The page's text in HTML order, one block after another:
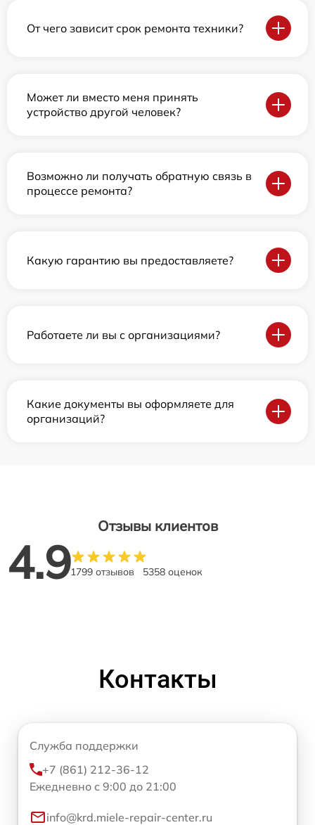
От чего зависит срок ремонта техники?
Может ли вместо меня принять
устройство другой человек?
Возможно ли получать обратную связь в
процессе ремонта?
Какую гарантию вы предоставляете?
Работаете ли вы с организациями?
Какие документы вы оформляете для
организаций?
Отзывы клиентов
4.91799 отзывов 5358 оценок
Контакты
Служба поддержки
+7 (861) 212-36-12
Ежедневно с 9:00 до 21:00
info@krd.miele-repair-center.ru